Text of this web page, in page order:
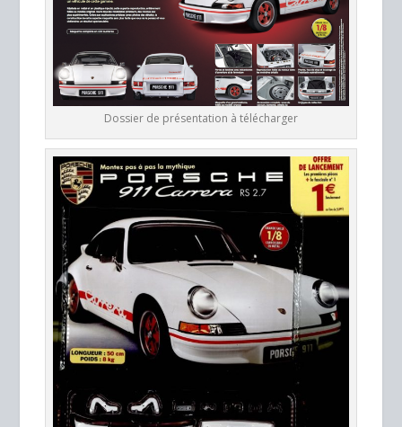
Dossier de présentation à télécharger